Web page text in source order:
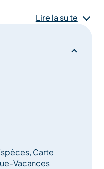
Lire la suite
Carte
Vacances